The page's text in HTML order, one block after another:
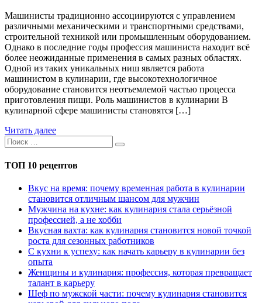
Машинисты традиционно ассоциируются с управлением
различными механическими и транспортными средствами,
строительной техникой или промышленным оборудованием.
Однако в последние годы профессия машиниста находит всё
более неожиданные применения в самых разных областях.
Одной из таких уникальных ниш является работа
машинистом в кулинарии, где высокотехнологичное
оборудование становится неотъемлемой частью процесса
приготовления пищи. Роль машинистов в кулинарии В
кулинарной сфере машинисты становятся […]
Читать далее
ТОП 10 рецептов
Вкус на время: почему временная работа в кулинарии
становится отличным шансом для мужчин
Мужчина на кухне: как кулинария стала серьёзной
профессией, а не хобби
Вкусная вахта: как кулинария становится новой точкой
роста для сезонных работников
С кухни к успеху: как начать карьеру в кулинарии без
опыта
Женщины и кулинария: профессия, которая превращает
талант в карьеру
Шеф по мужской части: почему кулинария становится